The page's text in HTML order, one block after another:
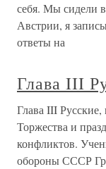
себя. Мы сидели
Австрии, я
ответы на
Глава III
Глава III
Торжества и
конфликтов.
обороны СССР